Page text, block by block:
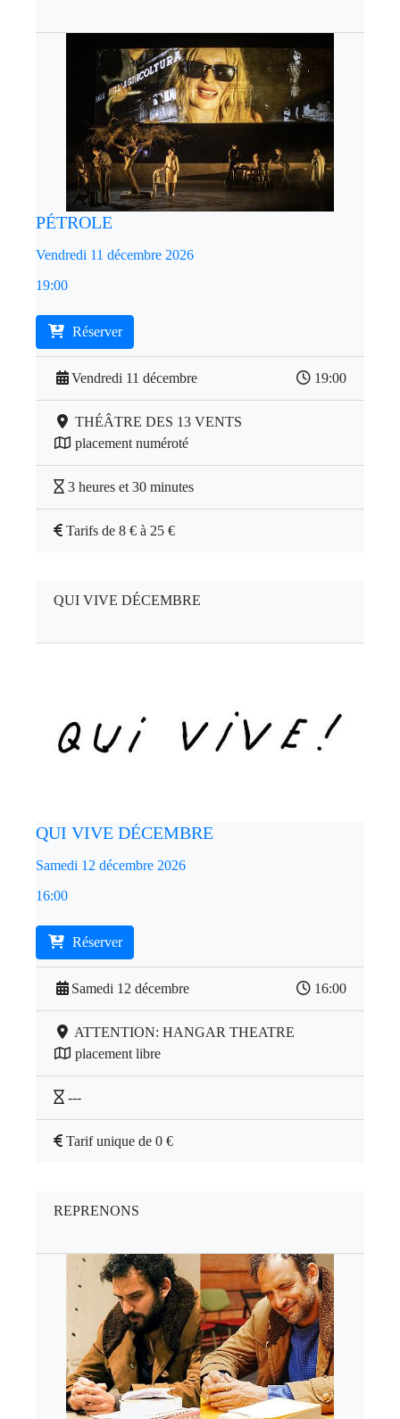
PÉTROLE
Vendredi 11 décembre 2026
19:00
Réserver
Vendredi 11 décembre 19:00
THÉÂTRE DES 13 VENTS
placement numéroté
3 heures et 30 minutes
Tarifs de 8 € à 25 €
QUI VIVE DÉCEMBRE
QUI VIVE DÉCEMBRE
Samedi 12 décembre 2026
16:00
Réserver
Samedi 12 décembre 16:00
ATTENTION: HANGAR THEATRE
placement libre
---
Tarif unique de 0 €
REPRENONS